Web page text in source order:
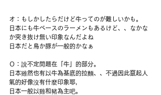
オ：もしかしたらだけど牛ってのが難しいかも。
日本にも牛ベースのラーメンもあるけど、、なかな
か突き抜け無い印象なんだよね
日本だと鳥か豚が一般的かなぁ
Ｏ：說不定問題在「牛」的部分。
日本雖然也有以牛為基底的拉麵、、不過因此竄起人
氣的好像沒有什麼印象耶，
日本一般以雞和豬為主吧。